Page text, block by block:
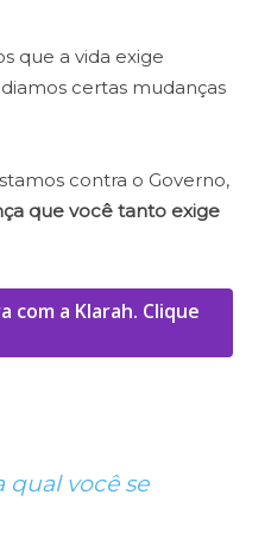
que a vida exige
certas mudanças
contra o Governo,
que você tanto exige
com a Klarah. Clique
qual você se